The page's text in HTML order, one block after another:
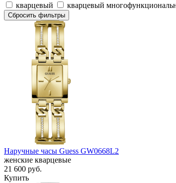
кварцевый
кварцевый
Сбросить фильтры
Наручные часы Guess GW0668L2
женские кварцевые
21 600 руб.
Купить